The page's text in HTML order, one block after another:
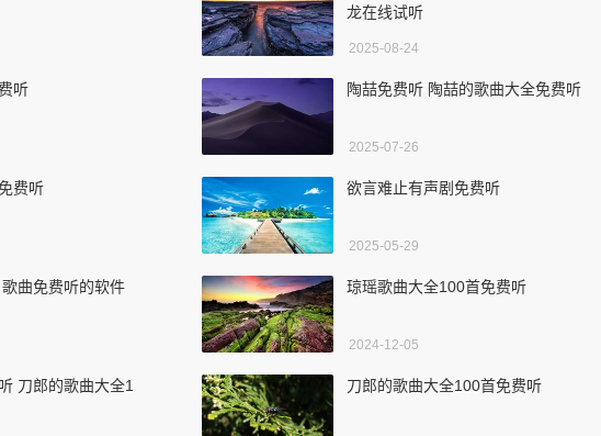
龙在线试听
2025-08-24
听 陶喆免费听 陶喆的歌曲大全免费听
2025-07-26
费听 欲言难止有声剧免费听
2025-05-29
曲免费听的软件 琼瑶歌曲大全100首免费听
2024-12-05
刀郎的歌曲大全1
刀郎的歌曲大全100首免费听